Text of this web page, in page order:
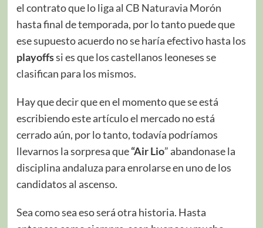
el contrato que lo liga al CB Naturavia Morón
hasta final de temporada, por lo tanto puede que
ese supuesto acuerdo no se haría efectivo hasta los
playoffssi es que los castellanos leoneses se
clasifican para los mismos.
Hay que decir que en el momento que se está
escribiendo este artículo el mercado no está
cerrado aún, por lo tanto, todavía podríamos
llevarnos la sorpresa que“Air Lio” abandonase la
disciplina andaluza para enrolarse en uno de los
candidatos al ascenso.
Sea como sea eso será otra historia. Hasta